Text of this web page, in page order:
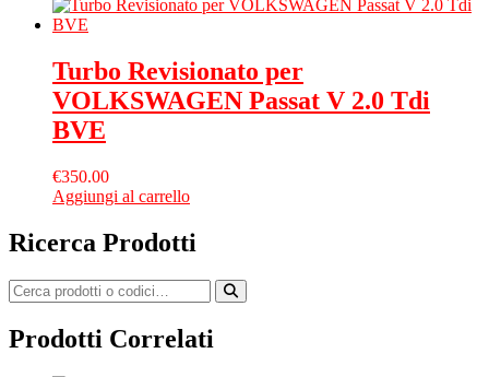
Turbo Revisionato per
VOLKSWAGEN Passat V 2.0 Tdi
BVE
€350.00
Aggiungi al carrello
Ricerca Prodotti
Prodotti Correlati